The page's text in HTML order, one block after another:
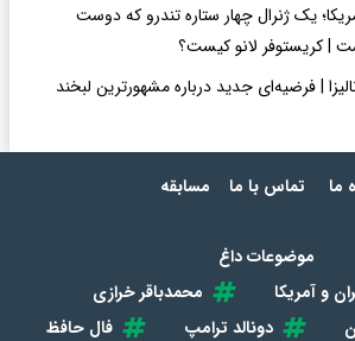
یک ژنرال چهار ستاره تندرو که دوست
کریستوفر لانو کیست؟
| فرضیه‌ای جدید درباره مشهورترین لبخند
ما تماس با ما مسابقه
موضوعات داغ
و آمریکا
محمدباقر خرازی
دونالد ترامپ فال حافظ